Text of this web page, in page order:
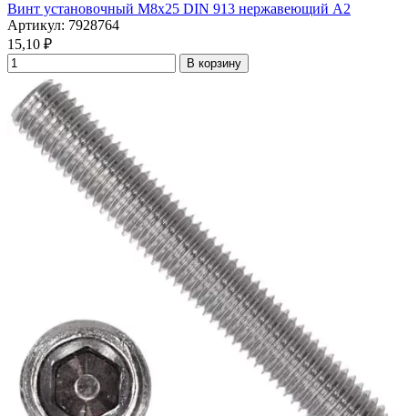
Винт установочный М8х25 DIN 913 нержавеющий А2
Артикул: 7928764
15,10 ₽
В корзину